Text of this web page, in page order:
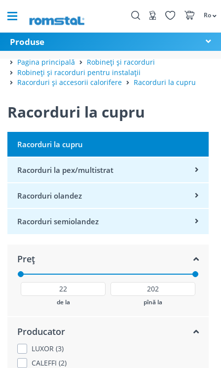
Ro
Produse
Pagina principală
Robineți și racorduri
Robineți și racorduri pentru instalații
Racorduri și accesorii calorifere
Racorduri la cupru
Racorduri la cupru
Racorduri la cupru
Racorduri la pex/multistrat
Racorduri olandez
Racorduri semiolandez
Preț
de la pînă la
Producator
LUXOR (3)
CALEFFI (2)